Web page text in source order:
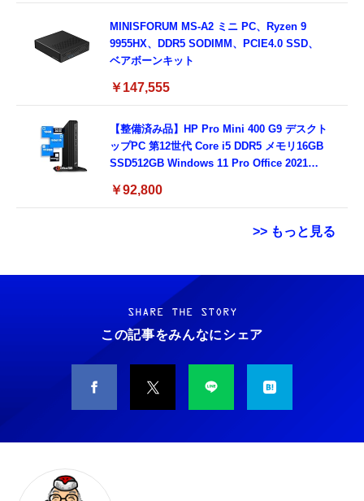
ス 在宅用
MINISFORUM MS-A2 ミニ PC、Ryzen 9
9955HX、DDR5 SODIMM、PCIE4.0 SSD、
ベアボーンキット
￥147,555
【整備済み品】HP Pro Mini 400 G9 デスクト
ップPC 第12世代 Core i5 DDR5 メモリ16GB
SSD512GB Windows 11 Pro Office 2021
スペース ビジネスPC
￥92,800
>> もっと見る
【整備済み品】ノートパソコン 富士通
LIEFBOOK U9311X/F 13.3型 第11世代 Core
i5-1145G7/Windows11 Pro/MS Office 2021搭
載/Webカメラ/Wifi・Bluetooth・HDMI・
属/180日保証(タッチスクリーン/メモリ
8GB,SSD256GB)
￥38,148
【整備済み品】中古 ノートパソコン 富士通
A5511/ 15.6型/ 第11世代 Core i3-1125G4//
￥42,398
【ダウンロード版】契約事務手数料が無料に
なるmineoエントリーパッケージ
docomo/au/SoftBankの3回線が選べる格安
SIMカード【Amazon.co.jp限定】
￥100
【DL版】【初期費用3,300円が無料 ※1契約者
2回線/年に限り】IIJmioえらべるSIMカード
￥290
シャオミ(Xiaomi) REDMI Pad 2 9.7 4G タブ
レット 4GB+64GB グラファイトグレー セル
ラー 9.7インチ 2K 120Hz 7600mAh大容量バ
ッテリー Snapdragon 6s 4G Gen 2 2TBまで
GPS Wi-Fi5 Xiaomi HyperOS 3搭載 軽量 日
￥24,980
タブレット - FancyDay Android16 タブレッ
ト 10インチ 24GB+64GB+1TB拡張
￥10,999
SHARE THE STORY
この記事をみんなにシェア